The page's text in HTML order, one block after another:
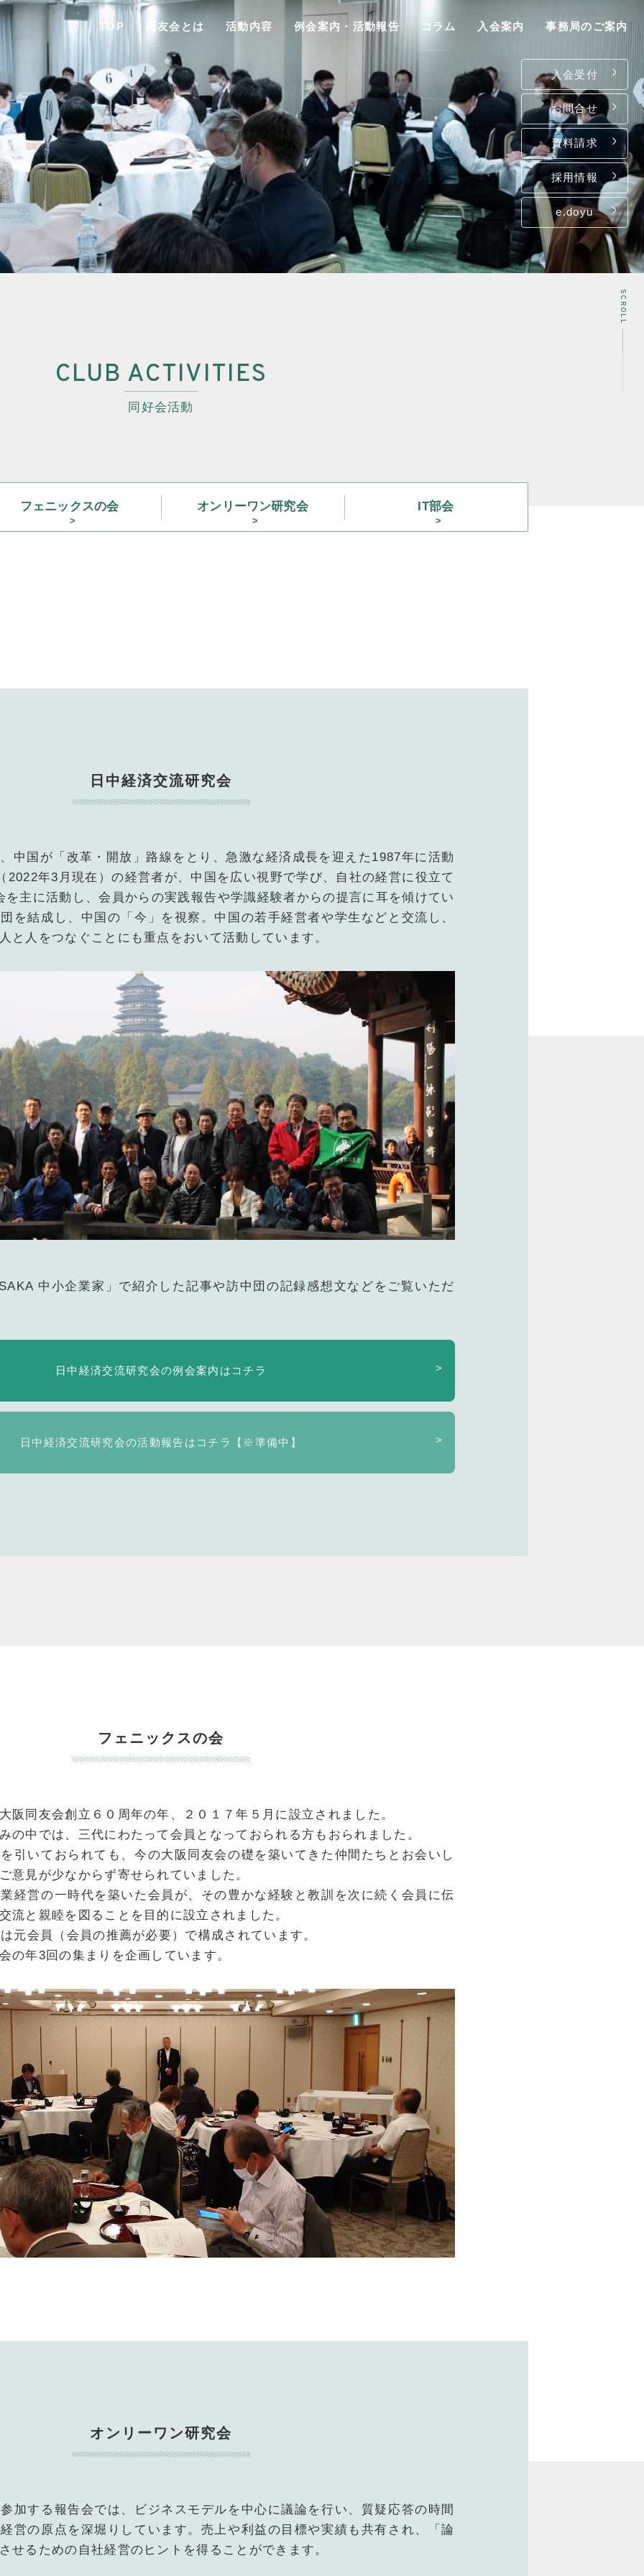
TOP 同友会とは 活動内容 例会案内・活動報告 コラム 入会案内 事務局のご案内
入会受付
お問合せ
資料請求
採用情報
e.doyu
TOP
同友会とは
同友会について
例会案内・活動報告
入会案内
よくある質問
事務局
事務局のご案内
コラム
ニュース
書籍紹介
06-6944-1251
大阪市中央区農人橋2丁目-1-30 谷町八木ビル4F
SCROLL
CLUB ACTIVITIES
同好会活動
フェニックスの会 オンリーワン研究会 IT部会
日中経済交流研究会
中国が「改革・開放」路線をとり、急激な経済成長を迎えた1987年に活動
2022年3月現在）の経営者が、中国を広い視野で学び、自社の経営に役立て
を主に活動し、会員からの実践報告や学識経験者からの提言に耳を傾けてい
を結成し、中国の「今」を視察。中国の若手経営者や学生などと交流し、
と人をつなぐことにも重点をおいて活動しています。
中小企業家」で紹介した記事や訪中団の記録感想文などをご覧いただ
日中経済交流研究会の例会案内はコチラ
日中経済交流研究会の活動報告はコチラ【※準備中】
フェニックスの会
阪同友会創立６０周年の年、２０１７年５月に設立されました。
の中では、三代にわたって会員となっておられる方もおられました。
引いておられても、今の大阪同友会の礎を築いてきた仲間たちとお会いし
意見が少なからず寄せられていました。
経営の一時代を築いた会員が、その豊かな経験と教訓を次に続く会員に伝
流と親睦を図ることを目的に設立されました。
元会員（会員の推薦が必要）で構成されています。
の年3回の集まりを企画しています。
オンリーワン研究会
加する報告会では、ビジネスモデルを中心に議論を行い、質疑応答の時間
営の原点を深堀りしています。売上や利益の目標や実績も共有され、「論
せるための自社経営のヒントを得ることができます。